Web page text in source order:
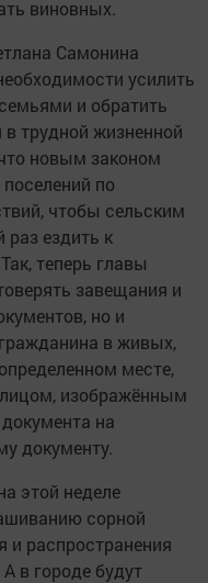
виновных.
Самонина
усилить
и обратить
трудной жизненной
новым законом
по
чтобы сельским
ездить к
теперь главы
завещания и
но и
в живых,
месте,
изображённым
на
документу.
этой неделе
сорной
распространения
в городе будут